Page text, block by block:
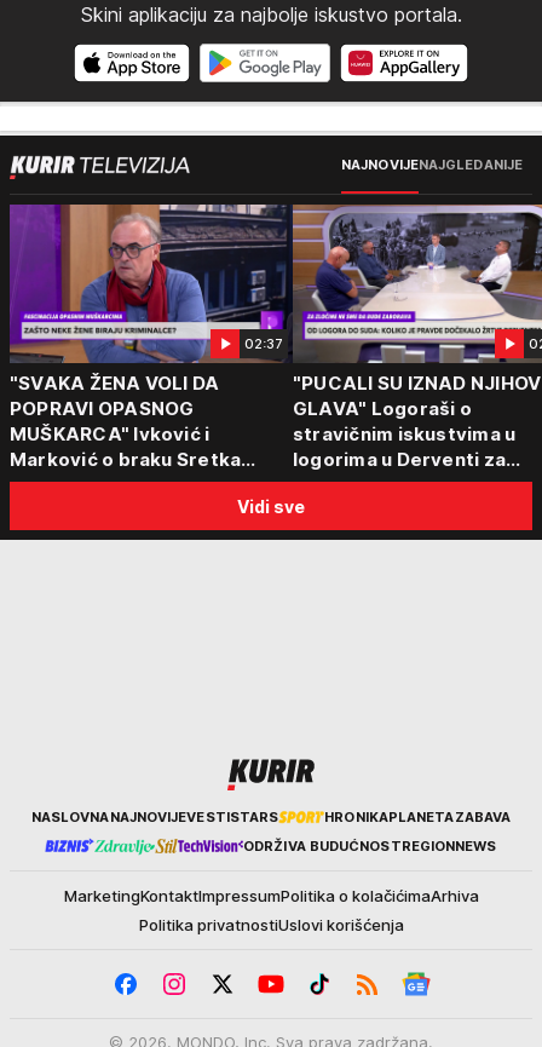
Skini aplikaciju za najbolje iskustvo portala.
NAJNOVIJENAJGLEDANIJE
02:37
"SVAKA ŽENA VOLI DA
POPRAVI OPASNOG
MUŠKARCA" Ivković i
Marković o braku Sretka
Kalinića i fenomenu žena koje
biraju kriminalce: "Neće sa
nekim ko nema para"
"PUCALI SU IZNAD
GLAVA" Logoraši o
stravičnim iskustvima u
logorima u Derventi za
emisiju "Puls Srbije
"Tada je počela velika
tortura..."
Vidi sve
KurirNASLOVNANAJNOVIJEVESTISTARS HRONIKAPLANETAZABAVA
ODRŽIVA BUDUĆNOSTREGIONNEWS
MarketingKontaktImpressumPolitika o kolačićimaArhiva
Politika privatnostiUslovi korišćenja
© 2026. MONDO, Inc. Sva prava zadržana.